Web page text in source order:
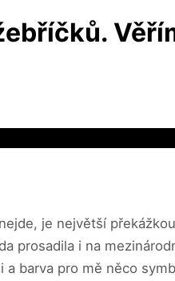
je největší
prosadila i na
barva pro mě něco